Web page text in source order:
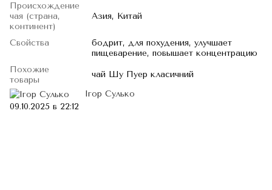
Происхождение
чая (страна,
континент)
Азия, Китай
Свойства
бодрит, для похудения, улучшает
пищеварение, повышает концентрацию
Похожие
товары
чай Шу Пуер класичний
Ігор Сулько
09.10.2025 в 22:12